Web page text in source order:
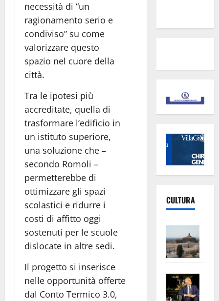
necessità di “un
ragionamento serio e
condiviso” su come
valorizzare questo
spazio nel cuore della
città.
Tra le ipotesi più
accreditate, quella di
trasformare l’edificio in
un istituto superiore,
una soluzione che –
secondo Romoli –
permetterebbe di
ottimizzare gli spazi
scolastici e ridurre i
costi di affitto oggi
sostenuti per le scuole
dislocate in altre sedi.
Il progetto si inserisce
nelle opportunità offerte
dal Conto Termico 3.0,
CULTURA